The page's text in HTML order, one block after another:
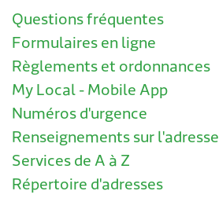
Questions fréquentes
Formulaires en ligne
Règlements et ordonnances
My Local - Mobile App
Numéros d'urgence
Renseignements sur l'adresse
Services de A à Z
Répertoire d'adresses